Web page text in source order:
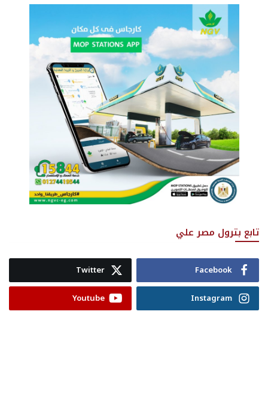
تابع بترول مصر علي
Facebook
Twitter
Instagram
Youtube